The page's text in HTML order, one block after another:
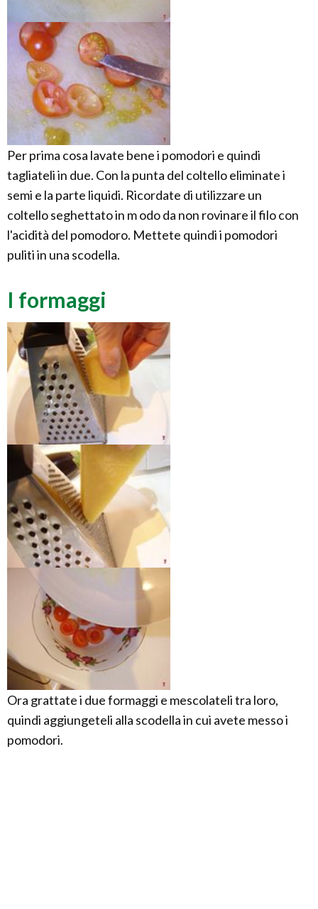
Per prima cosa lavate bene i pomodori e quindi
tagliateli in due. Con la punta del coltello eliminate i
semi e la parte liquidi. Ricordate di utilizzare un
coltello seghettato in m odo da non rovinare il filo con
l'acidità del pomodoro. Mettete quindi i pomodori
puliti in una scodella.
I formaggi
Ora grattate i due formaggi e mescolateli tra loro,
quindi aggiungeteli alla scodella in cui avete messo i
pomodori.